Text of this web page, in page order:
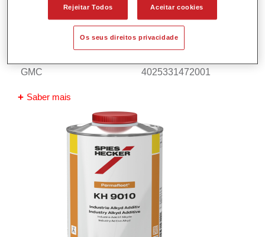
Permafleet® Industry Alkyd Additiv
Referência do artigo 35090100
GMC 4025331472001
Saber mais
Rejeitar Todos Aceitar cookies
Os seus direitos privacidade